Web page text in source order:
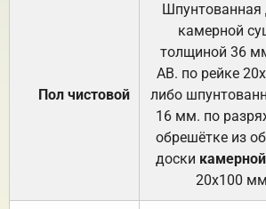
Пол чистовой
Шпунтованная
камерной
толщиной 36
АВ. по рейке
либо
16 мм. по
обрешётке из
доски
20х100